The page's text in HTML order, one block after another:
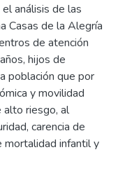
análisis de las
Casas de la Alegría
de atención
hijos de
población que por
y movilidad
alto riesgo, al
carencia de
mortalidad infantil y